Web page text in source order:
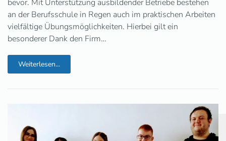
bevor. Mit Unterstützung ausbildender Betriebe bestehen
an der Berufsschule in Regen auch im praktischen Arbeiten
vielfältige Übungsmöglichkeiten. Hierbei gilt ein
besonderer Dank den Firm…
Weiterlesen...